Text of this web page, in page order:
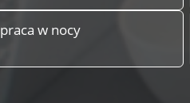
praca w nocy